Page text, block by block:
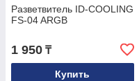
Разветвитель ID-COOLING
FS-04 ARGB
1 950 ₸
Купить